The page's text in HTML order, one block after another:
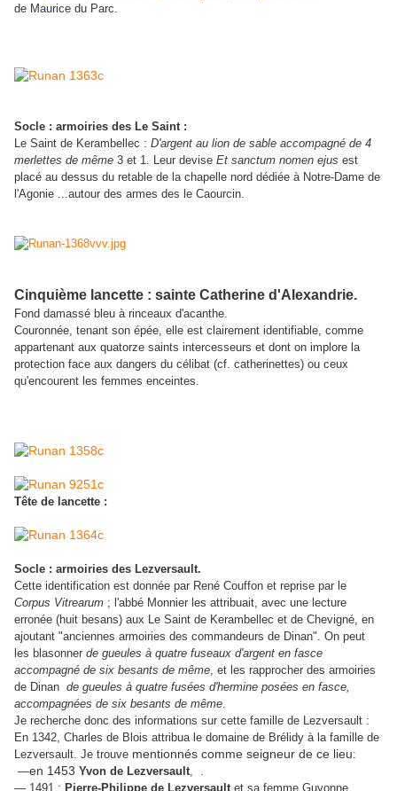
de Maurice du Parc.
Socle : armoiries des Le Saint :
Le Saint de Kerambellec : D'argent au lion de sable accompagné de 4
merlettes de même 3 et 1. Leur devise Et sanctum nomen ejus est
placé au dessus du retable de la chapelle nord dédiée à Notre-Dame de
l'Agonie ...autour des armes des le Caourcin.
Cinquième lancette : sainte Catherine d'Alexandrie.
Fond damassé bleu à rinceaux d'acanthe.
Couronnée, tenant son épée, elle est clairement identifiable, comme
appartenant aux quatorze saints intercesseurs et dont on implore la
protection face aux dangers du célibat (cf. catherinettes) ou ceux
qu'encourent les femmes enceintes.
Tête de lancette :
Socle : armoiries des Lezversault.
Cette identification est donnée par René Couffon et reprise par le
Corpus Vitrearum ; l'abbé Monnier les attribuait, avec une lecture
erronée (huit besans) aux Le Saint de Kerambellec et de Chevigné, en
ajoutant "anciennes armoiries des commandeurs de Dinan". On peut
les blasonner de gueules à quatre fuseaux d'argent en fasce
accompagné de six besants de même, et les rapprocher des armoiries
de Dinan de gueules à quatre fusées d'hermine posées en fasce,
accompagnées de six besants de même.
Je recherche donc des informations sur cette famille de Lezversault :
En 1342, Charles de Blois attribua le domaine de Brélidy à la famille de
Lezversault. Je trouve mentionnés comme seigneur de ce lieu:
—en 1453 Yvon de Lezversault, .
— 1491 : Pierre-Philippe de Lezversault et sa femme Guyonne